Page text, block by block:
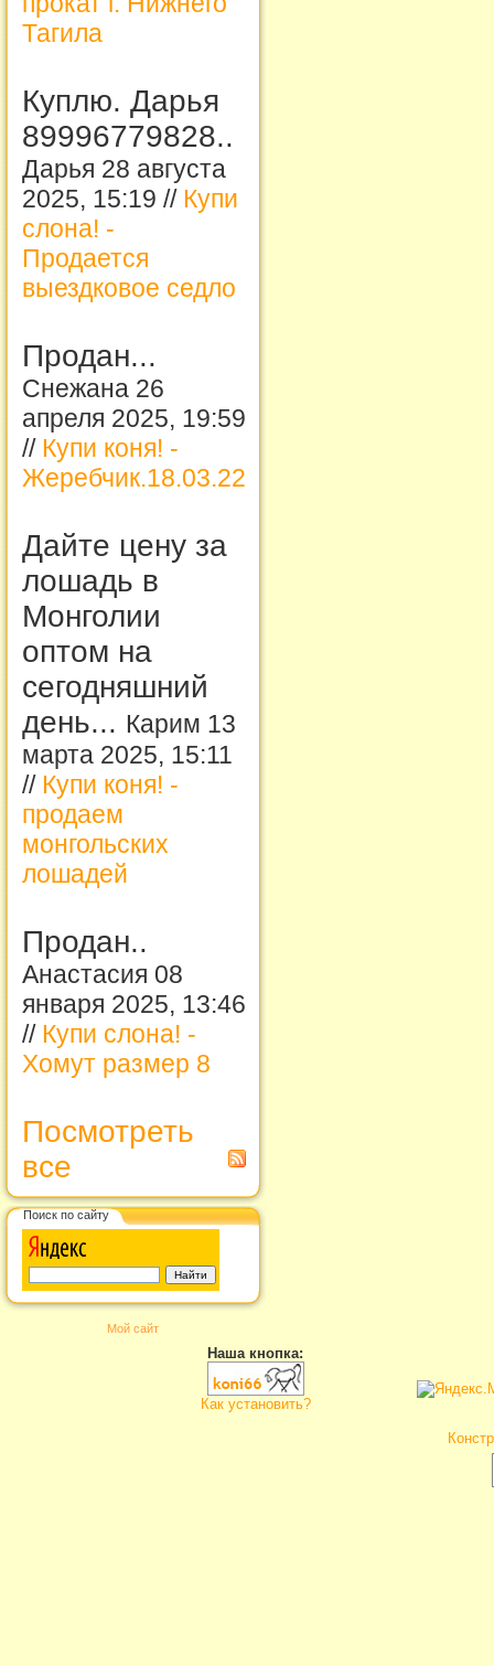
Тагила
Куплю. Дарья
89996779828..
Дарья 28 августа
2025, 15:19 // Купи
слона! -
Продается
выездковое седло
Продан...
Снежана 26
апреля 2025, 19:59
// Купи коня! -
Жеребчик.18.03.22
Дайте цену за
лошадь в
Монголии
оптом на
сегодняшний
день... Карим 13
марта 2025, 15:11
// Купи коня! -
продаем
монгольских
лошадей
Продан..
Анастасия 08
января 2025, 13:46
// Купи слона! -
Хомут размер 8
Посмотреть
все
Поиск по сайту
Мой сайт
Наша кнопка:
Как установить?